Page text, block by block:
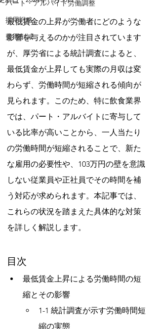
しても費用が掛からない媒体です。
​是非、ご活用ください！！
【あるバイ関東版】アルバイト・バイト・パー
トの求人・仕事を探そう！アルバイト情報はこ
こに【あるバイ】
パート・アルバイト労働調整
採用戦略
費用削減
5つ星のうちNaNと評価されています。
最低賃金の上昇が労働者にどのような
影響を与えるのかが注目されています
が、厚労省による統計調査によると、
最低賃金が上昇しても実際の月収は変
わらず、労働時間が短縮される傾向が
見られます。このため、特に飲食業界
では、パート・アルバイトに寄与して
いる比率が高いことから、一人当たり
の労働時間が短縮されることで、新た
な雇用の必要性や、103万円の壁を意識
しない従業員や正社員でその時間を補
う対応が求められます。本記事では、
これらの状況を踏まえた具体的な対策
を詳しく解説します。
目次
最低賃金上昇による労働時間の短
縮とその影響
1-1 統計調査が示す労働時間短
縮の実態